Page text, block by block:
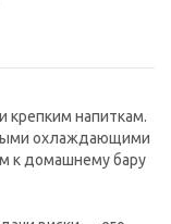
крепким напиткам.
охлаждающими
к домашнему бару